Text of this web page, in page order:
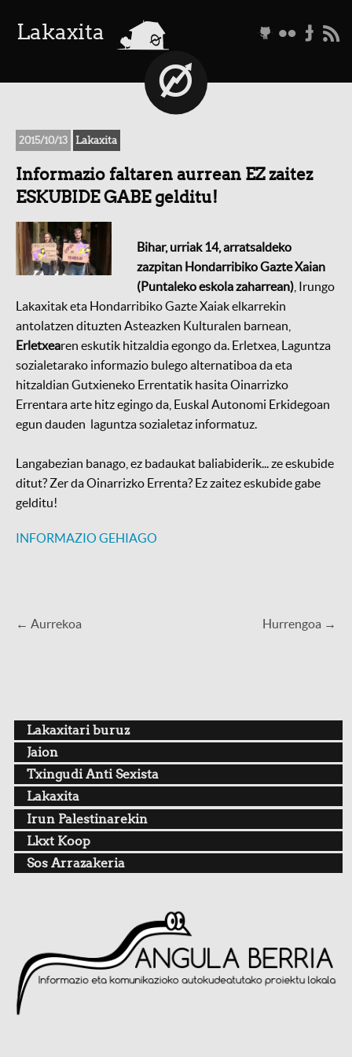
Lakaxita a g f t r
2015/10/13 Lakaxita
Informazio faltaren aurrean EZ zaitez
ESKUBIDE GABE gelditu!
Bihar, urriak 14, arratsaldeko
zazpitan Hondarribiko Gazte Xaian
(Puntaleko eskola zaharrean) , Irungo
Lakaxitak eta Hondarribiko Gazte Xaiak elkarrekin
antolatzen dituzten Asteazken Kulturalen barnean,
Erletxearen eskutik hitzaldia egongo da. Erletxea, Laguntza
sozialetarako informazio bulego alternatiboa da eta
hitzaldian Gutxieneko Errentatik hasita Oinarrizko
Errentara arte hitz egingo da, Euskal Autonomi Erkidegoan
egun dauden laguntza sozialetaz informatuz.
Langabezian banago, ez badaukat baliabiderik... ze eskubide
ditut? Zer da Oinarrizko Errenta? Ez zaitez eskubide gabe
gelditu!
INFORMAZIO GEHIAGO
Hurrengoa →
← Aurrekoa
Lakaxitari buruz
Jaion
Txingudi Anti Sexista
Lakaxita
Irun Palestinarekin
Lkxt Koop
Sos Arrazakeria